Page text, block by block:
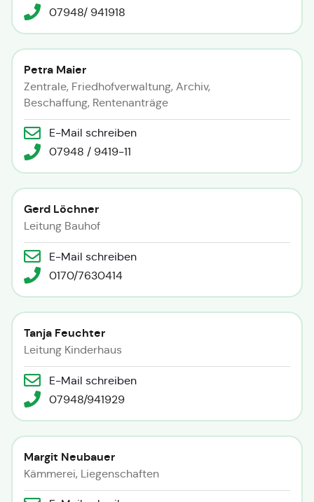
07948/ 941918
Petra Maier
Zentrale, Friedhofverwaltung, Archiv,
Beschaffung, Rentenanträge
E-Mail schreiben
07948 / 9419-11
Gerd Löchner
Leitung Bauhof
E-Mail schreiben
0170/7630414
Tanja Feuchter
Leitung Kinderhaus
E-Mail schreiben
07948/941929
Margit Neubauer
Kämmerei, Liegenschaften